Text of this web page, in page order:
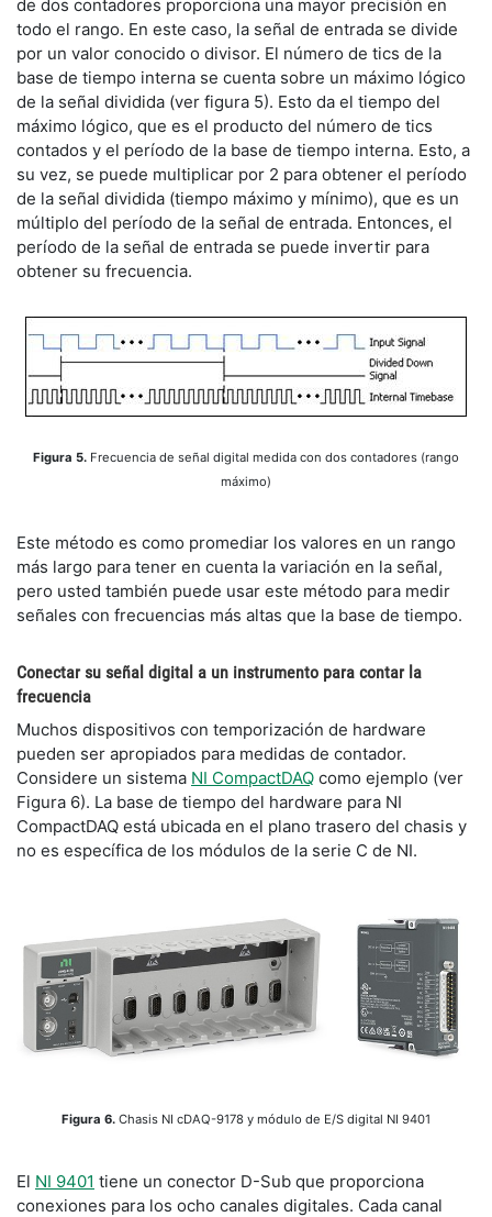
de dos contadores proporciona una mayor precisión en
todo el rango. En este caso, la señal de entrada se divide
por un valor conocido o divisor. El número de tics de la
base de tiempo interna se cuenta sobre un máximo lógico
de la señal dividida (ver figura 5). Esto da el tiempo del
máximo lógico, que es el producto del número de tics
contados y el período de la base de tiempo interna. Esto, a
su vez, se puede multiplicar por 2 para obtener el período
de la señal dividida (tiempo máximo y mínimo), que es un
múltiplo del período de la señal de entrada. Entonces, el
período de la señal de entrada se puede invertir para
obtener su frecuencia.
Figura 5. Frecuencia de señal digital medida con dos contadores (rango
máximo)
Este método es como promediar los valores en un rango
más largo para tener en cuenta la variación en la señal,
pero usted también puede usar este método para medir
señales con frecuencias más altas que la base de tiempo.
Conectar su señal digital a un instrumento para contar la
frecuencia
Muchos dispositivos con temporización de hardware
pueden ser apropiados para medidas de contador.
Considere un sistema NI CompactDAQ como ejemplo (ver
Figura 6). La base de tiempo del hardware para NI
CompactDAQ está ubicada en el plano trasero del chasis y
no es específica de los módulos de la serie C de NI.
Figura 6. Chasis NI cDAQ-9178 y módulo de E/S digital NI 9401
El NI 9401 tiene un conector D-Sub que proporciona
conexiones para los ocho canales digitales. Cada canal